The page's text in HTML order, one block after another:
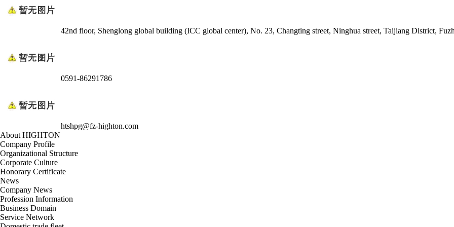
42nd floor, Shenglong global building (ICC global center), No. 23, Changting street, Ninghua street, Taijiang District,
0591-86291786
htshpg@fz-highton.com
About HIGHTON
Company Profile
Organizational Structure
Corporate Culture
Honorary Certificate
News
Company News
Profession Information
Business Domain
Service Network